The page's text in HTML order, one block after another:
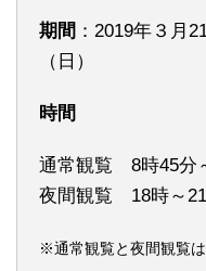
期間 ：2019年３月
（日）
時間
通常観覧 8時45分
夜間観覧 18時～21
※通常観覧と夜間観覧